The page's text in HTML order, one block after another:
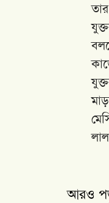
আরও